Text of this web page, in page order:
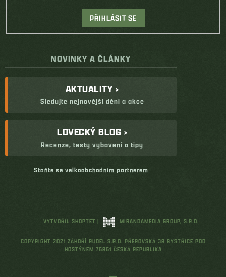
PŘIHLÁSIT SE
NOVINKY A ČLÁNKY
AKTUALITY ›
Sledujte nejnovější dění a akce
LOVECKÝ BLOG ›
Recenze, testy vybavení a tipy
Staňte se velkoobchodním partnerem
VYTVOŘIL SHOPTET | MIRANDAMEDIA GROUP, S.R.O.
COPYRIGHT 2021 ZÁHOŘÍ RUDEL S.R.O. PŘEROVSKÁ 38 BYSTŘICE POD
HOSTÝNEM 76861 ČESKÁ REPUBLIKA